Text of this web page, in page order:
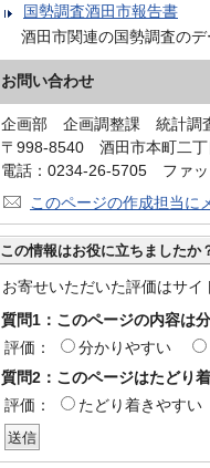
国勢調査酒田市報告書
酒田市関連の国勢調査の
お問い合わせ
企画部 企画調整課 統計調
〒998-8540 酒田市本町二丁
電話：0234-26-5705 ファ
このページの作成担当に
この情報はお役に立ちましたか
お寄せいただいた評価はサイ
質問1：このページの内容は
評価：
分かりやすい
質問2：このページはたどり
評価：
たどり着きやすい